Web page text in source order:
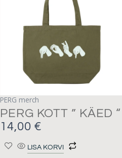
PERG merch
PERG KOTT ” KÄED “
14,00 €
LISA KORVI